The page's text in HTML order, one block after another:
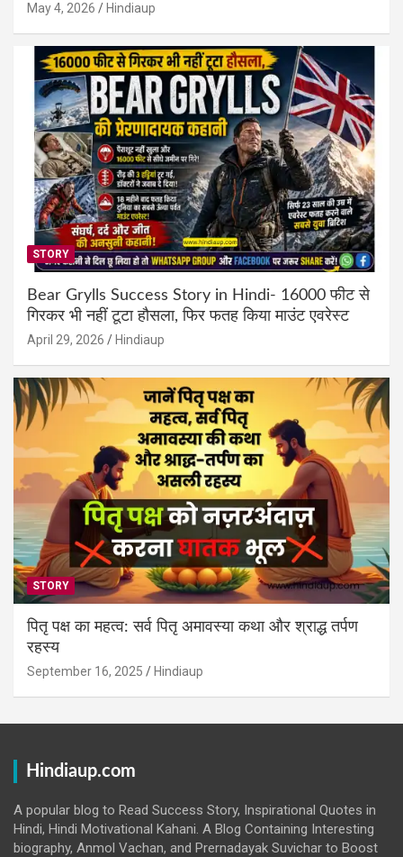
May 4, 2026 Hindiaup
STORY
Bear Grylls Success Story in Hindi- 16000 फीट से
गिरकर भी नहीं टूटा हौसला, फिर फतह किया माउंट एवरेस्ट
April 29, 2026 Hindiaup
STORY
पितृ पक्ष का महत्व: सर्व पितृ अमावस्या कथा और श्राद्ध तर्पण
रहस्य
September 16, 2025 Hindiaup
Hindiaup.com
A popular blog to Read Success Story, Inspirational Quotes in
Hindi, Hindi Motivational Kahani. A Blog Containing Interesting
biography, Anmol Vachan, and Prernadayak Suvichar to Boost